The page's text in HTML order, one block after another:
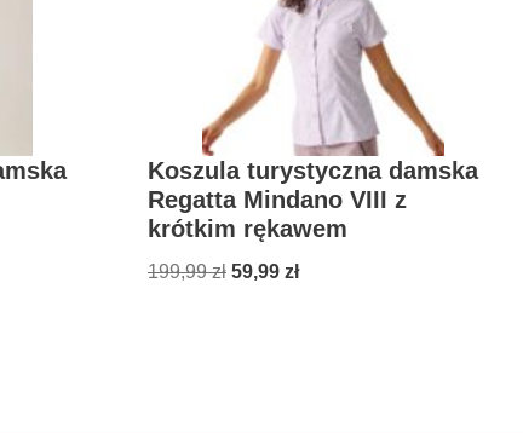
Koszula turystyczna damska
Regatta Mindano VIII z
krótkim rękawem
199,99zł 59,99 zł